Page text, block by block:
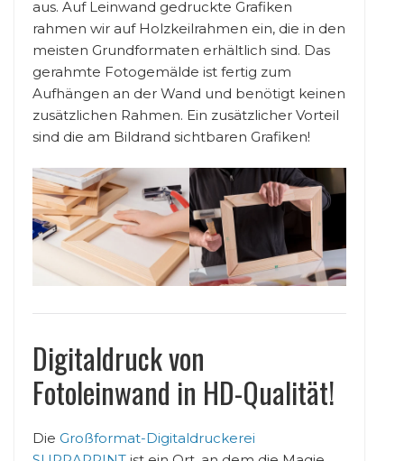
aus. Auf Leinwand gedruckte Grafiken
rahmen wir auf Holzkeilrahmen ein, die in den
meisten Grundformaten erhältlich sind. Das
gerahmte Fotogemälde ist fertig zum
Aufhängen an der Wand und benötigt keinen
zusätzlichen Rahmen. Ein zusätzlicher Vorteil
sind die am Bildrand sichtbaren Grafiken!
Digitaldruck von
Fotoleinwand in HD-Qualität!
Die Großformat-Digitaldruckerei